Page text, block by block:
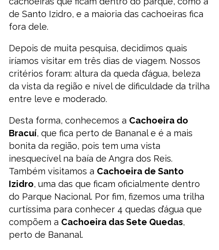
de Santo Izidro, e a maioria das cachoeiras fica
fora dele.
Depois de muita pesquisa, decidimos quais
iríamos visitar em três dias de viagem. Nossos
critérios foram: altura da queda d’água, beleza
da vista da região e nível de dificuldade da trilha
entre leve e moderado.
Desta forma, conhecemos a Cachoeira do
Bracuí, que fica perto de Bananal e é a mais
bonita da região, pois tem uma vista
inesquecível na baía de Angra dos Reis.
Também visitamos a Cachoeira de Santo
Izidro, uma das que ficam oficialmente dentro
do Parque Nacional. Por fim, fizemos uma trilha
curtíssima para conhecer 4 quedas d’água que
compõem a Cachoeira das Sete Quedas,
perto de Bananal.